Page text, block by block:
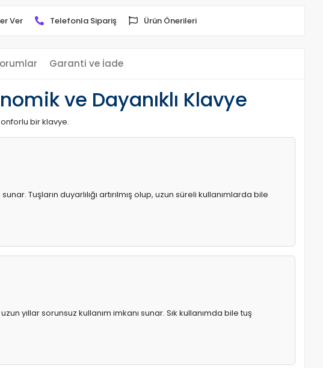
Ver Telefonla Sipariş Ürün Önerileri
Garanti ve İade
ve Dayanıklı Klavye
bir klavye.
Tuşların duyarlılığı artırılmış olup, uzun süreli kullanımlarda bile
yıllar sorunsuz kullanım imkanı sunar. Sık kullanımda bile tuş